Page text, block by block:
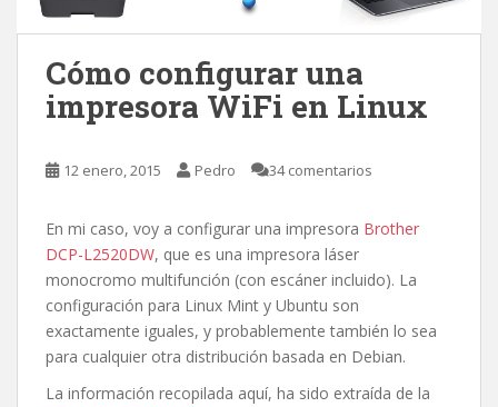
Cómo configurar una
impresora WiFi en Linux
12 enero, 2015 Pedro 34 comentarios
En mi caso, voy a configurar una impresora Brother
DCP-L2520DW, que es una impresora láser
monocromo multifunción (con escáner incluido). La
configuración para Linux Mint y Ubuntu son
exactamente iguales, y probablemente también lo sea
para cualquier otra distribución basada en Debian.
La información recopilada aquí, ha sido extraída de la